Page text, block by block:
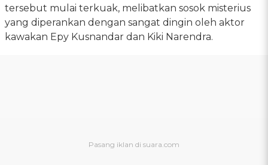
tersebut mulai terkuak, melibatkan sosok misterius
yang diperankan dengan sangat dingin oleh aktor
kawakan Epy Kusnandar dan Kiki Narendra.